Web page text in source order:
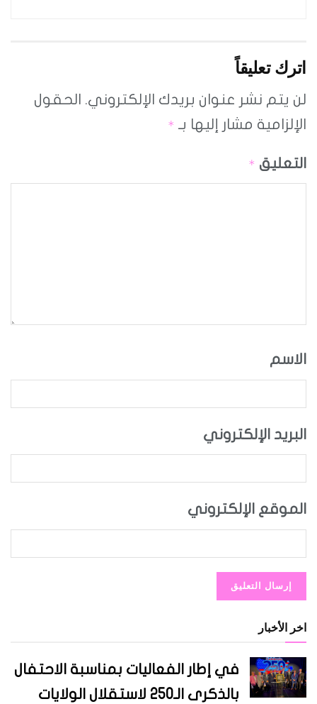
اترك تعليقاً
لن يتم نشر عنوان بريدك الإلكتروني. الحقول
الإلزامية مشار إليها بـ *
التعليق *
الاسم
البريد الإلكتروني
الموقع الإلكتروني
اخر الأخبار
في إطار الفعاليات بمناسبة الاحتفال
بالذكرى الـ250 لاستقلال الولايات